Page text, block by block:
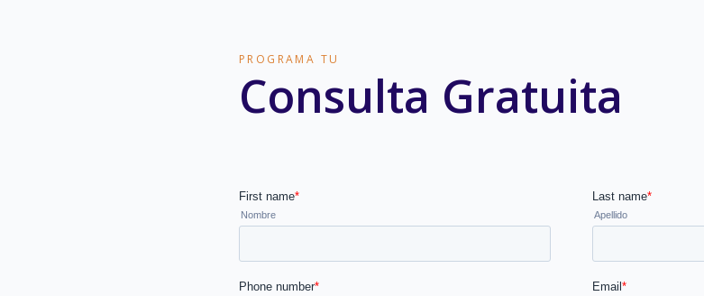
PROGRAMA TU
Consulta Gratuita